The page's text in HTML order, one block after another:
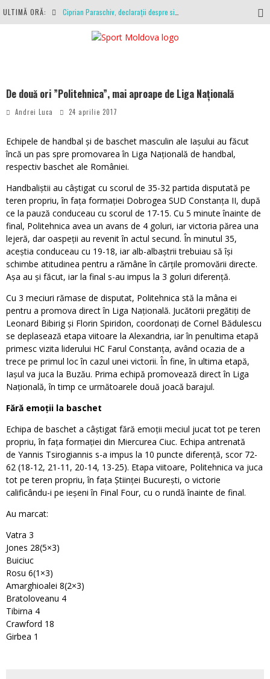
ULTIMĂ ORĂ:
Antrenamente la peste 30 de grade Celsius. Mircea Rednic își pregătește fotbaliștii pentru calvarul de duminică
De două ori ”Politehnica”, mai aproape de Liga Națională
Andrei Luca 24 aprilie 2017
Echipele de handbal și de baschet masculin ale Iașului au făcut
încă un pas spre promovarea în Liga Națională de handbal,
respectiv baschet ale României.
Handbaliștii au câștigat cu scorul de 35-32 partida disputată pe
teren propriu, în fața formației Dobrogea SUD Constanța II, după
ce la pauză conduceau cu scorul de 17-15. Cu 5 minute înainte de
final, Politehnica avea un avans de 4 goluri, iar victoria părea una
lejeră, dar oaspeții au revenit în actul secund. În minutul 35,
aceștia conduceau cu 19-18, iar alb-albaștrii trebuiau să își
schimbe atitudinea pentru a rămâne în cărțile promovării directe.
Așa au și făcut, iar la final s-au impus la 3 goluri diferență.
Cu 3 meciuri rămase de disputat, Politehnica stă la mâna ei
pentru a promova direct în Liga Națională. Jucătorii pregătiți de
Leonard Bibirig și Florin Spiridon, coordonați de Cornel Bădulescu
se deplasează etapa viitoare la Alexandria, iar în penultima etapă
primesc vizita liderului HC Farul Constanța, având ocazia de a
trece pe primul loc în cazul unei victorii. În fine, în ultima etapă,
Iașul va juca la Buzău. Prima echipă promovează direct în Liga
Națională, în timp ce următoarele două joacă barajul.
Fără emoții la baschet
Echipa de baschet a câștigat fără emoții meciul jucat tot pe teren
propriu, în fața formației din Miercurea Ciuc. Echipa antrenată
de Yannis Tsirogiannis s-a impus la 10 puncte diferență, scor 72-
62 (18-12, 21-11, 20-14, 13-25). Etapa viitoare, Politehnica va juca
tot pe teren propriu, în fața Științei București, o victorie
calificându-i pe ieșeni în Final Four, cu o rundă înainte de final.
Au marcat:
Vatra 3
Jones 28(5×3)
Buiciuc
Rosu 6(1×3)
Amarghioalei 8(2×3)
Bratoloveanu 4
Tibirna 4
Crawford 18
Girbea 1